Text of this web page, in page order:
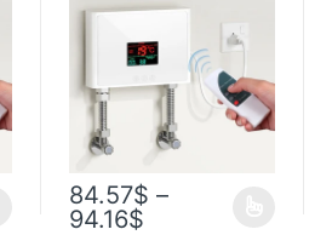
электрические
нагреватели для ванной
комнаты, душа с
горячей водой и
домашнего кухонного
отопления
84.57$ –
94.16$